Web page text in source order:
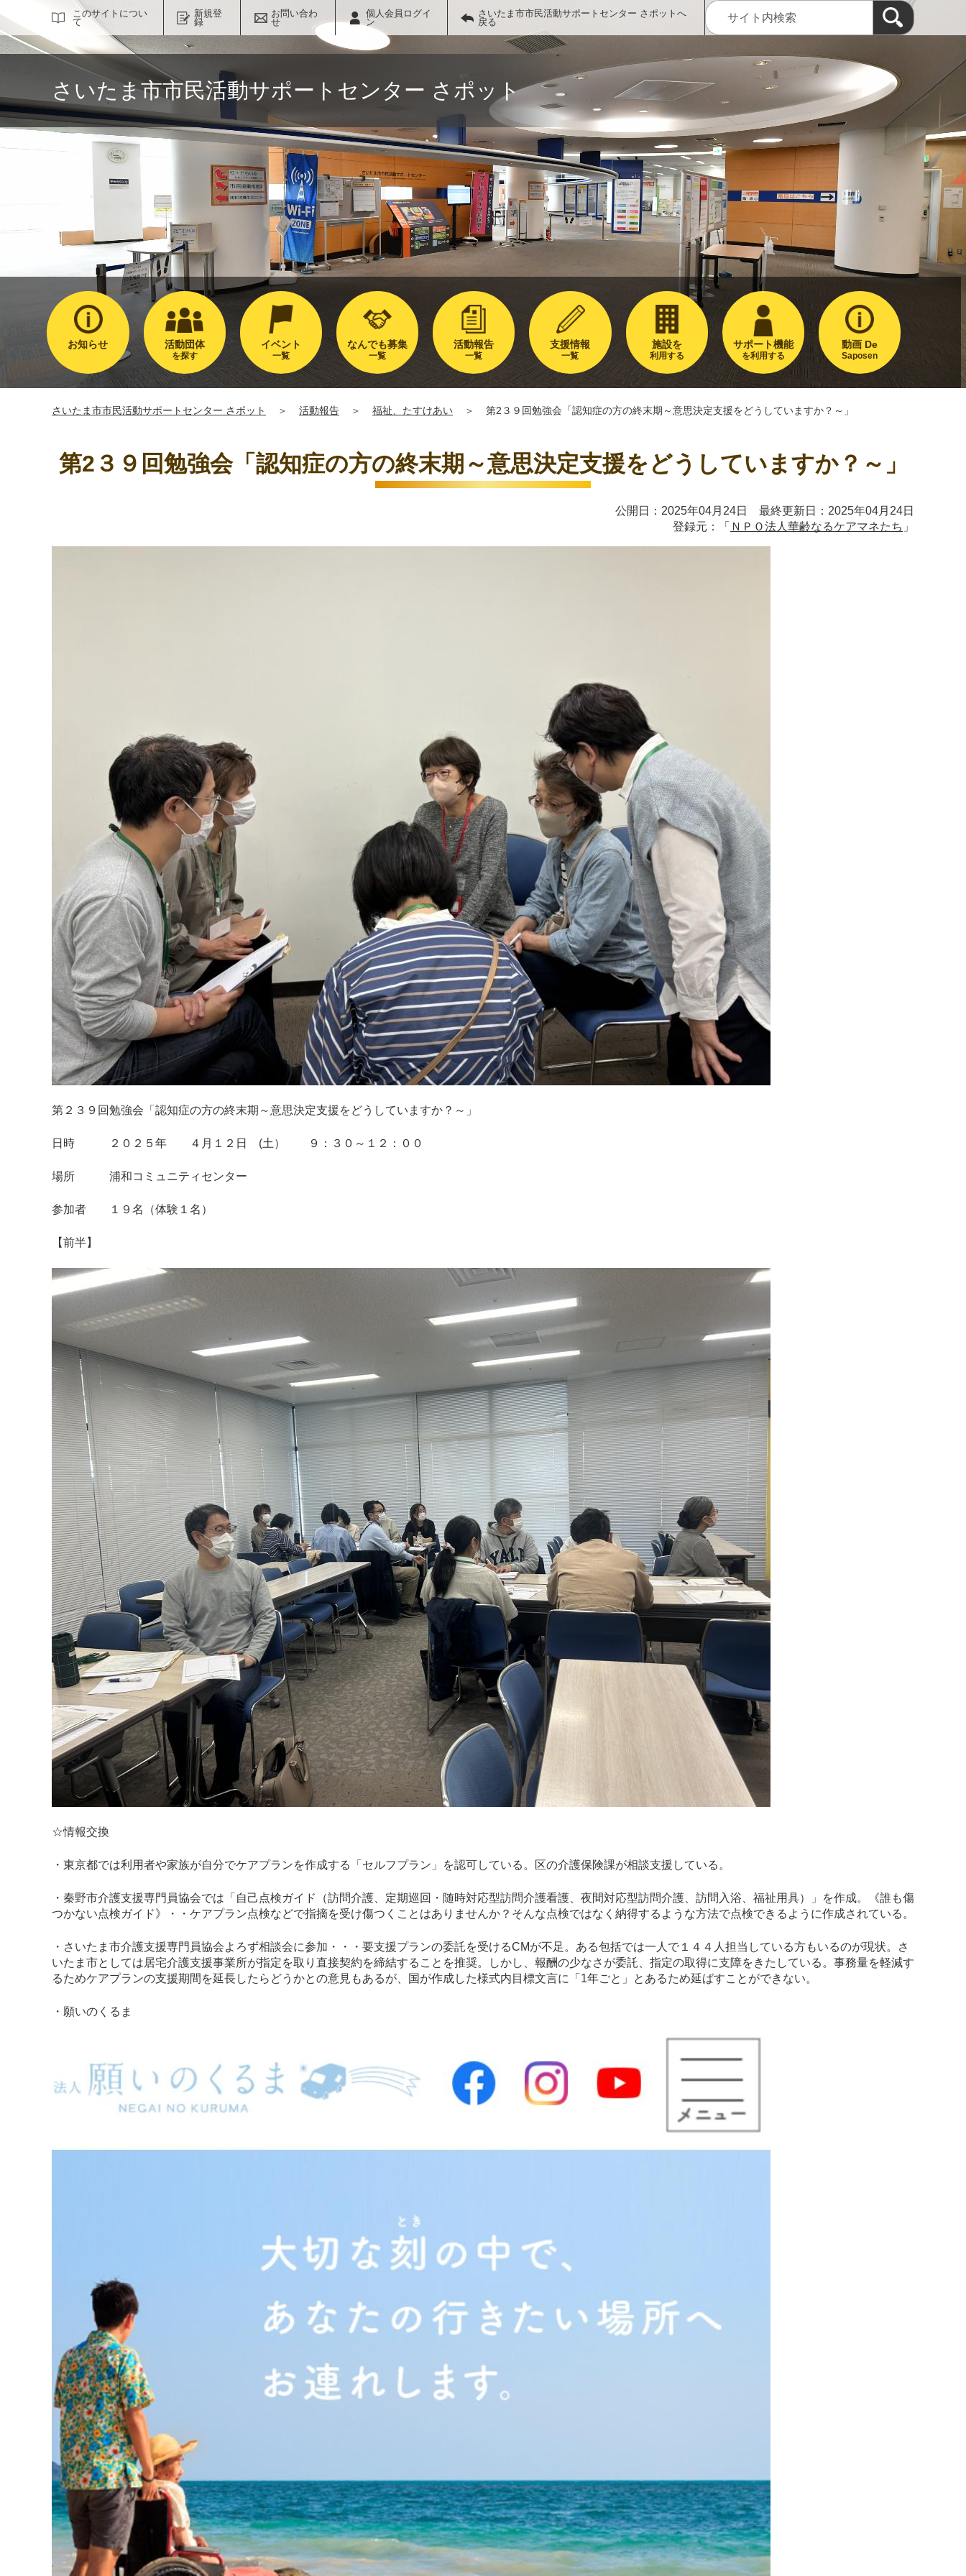
このサイトについ
て
新規登
録
お問い合わ
せ
個人会員ログイ
ン
さいたま市市民活動サポートセンター さポットへ
戻る
さいたま市市民活動サポートセンター さポット
お知らせ 活動団体
を探す
イベント
一覧
なんでも募集
一覧
活動報告
一覧
支援情報
一覧
施設を
利用する
サポート機能
を利用する
動画 De
Saposen
さいたま市市民活動サポートセンター さポット ＞ 活動報告 ＞ 福祉、たすけあい ＞ 第2３９回勉強会「認知症の方の終末期～意思決定支援をどうしていますか？～」
第2３９回勉強会「認知症の方の終末期～意思決定支援をどうしていますか？～」
公開日：2025年04月24日 最終更新日：2025年04月24日
登録元：「 ＮＰＯ法人華齢なるケアマネたち 」
第２３９回勉強会「認知症の方の終末期～意思決定支援をどうしていますか？～」
日時 ２０２５年 ４月１２日 (土） ９：３０～１２：００
場所 浦和コミュニティセンター
参加者 １９名（体験１名）
【前半】
☆情報交換
・東京都では利用者や家族が自分でケアプランを作成する「セルフプラン」を認可している。区の介護保険課が相談支援している。
・秦野市介護支援専門員協会では「自己点検ガイド（訪問介護、定期巡回・随時対応型訪問介護看護、夜間対応型訪問介護、訪問入浴、福祉用具）」を作成。《誰も傷
つかない点検ガイド》・・ケアプラン点検などで指摘を受け傷つくことはありませんか？そんな点検ではなく納得するような方法で点検できるように作成されている。
・さいたま市介護支援専門員協会よろず相談会に参加・・・要支援プランの委託を受けるCMが不足。ある包括では一人で１４４人担当している方もいるのが現状。さ
いたま市としては居宅介護支援事業所が指定を取り直接契約を締結することを推奨。しかし、報酬の少なさが委託、指定の取得に支障をきたしている。事務量を軽減す
るためケアプランの支援期間を延長したらどうかとの意見もあるが、国が作成した様式内目標文言に「1年ごと」とあるため延ばすことができない。
・願いのくるま